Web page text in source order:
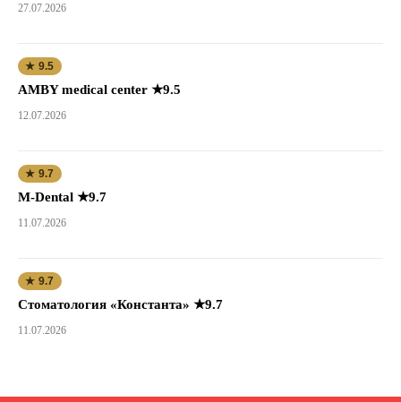
27.07.2026
★ 9.5
AMBY medical center ★9.5
12.07.2026
★ 9.7
M-Dental ★9.7
11.07.2026
★ 9.7
Стоматология «Константа» ★9.7
11.07.2026